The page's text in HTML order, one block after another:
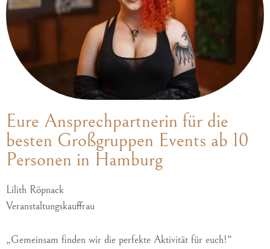
Absenden
Eure Ansprechpartnerin für die
besten Großgruppen Events ab 10
Personen in Hamburg
Lilith Röpnack
Veranstaltungskauffrau
„Gemeinsam finden wir die perfekte Aktivität für euch!“